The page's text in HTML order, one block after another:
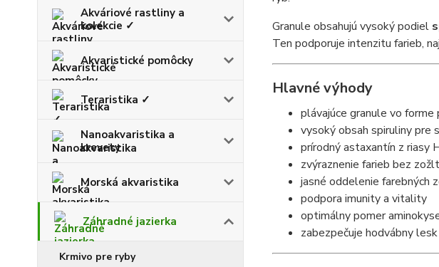
Akváriové rastliny a
kolekcie ✓
Akvaristické pomôcky
Teraristika ✓
Nanoakvaristika a
krevety
Morská akvaristika
Záhradné jazierka
Krmivo pre ryby
Granule obsahujú vysoký podiel
Ten podporuje intenzitu farieb,
Hlavné výhody
plávajúce granule vo forme
vysoký obsah spiruliny pre
prírodný astaxantín z riasy
zvýraznenie farieb bez
jasné oddelenie farebných
podpora imunity a vitality
optimálny pomer
zabezpečuje hodvábny lesk